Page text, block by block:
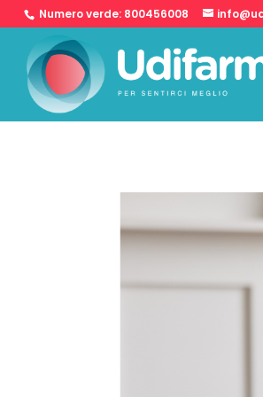
Numero verde: 800456008